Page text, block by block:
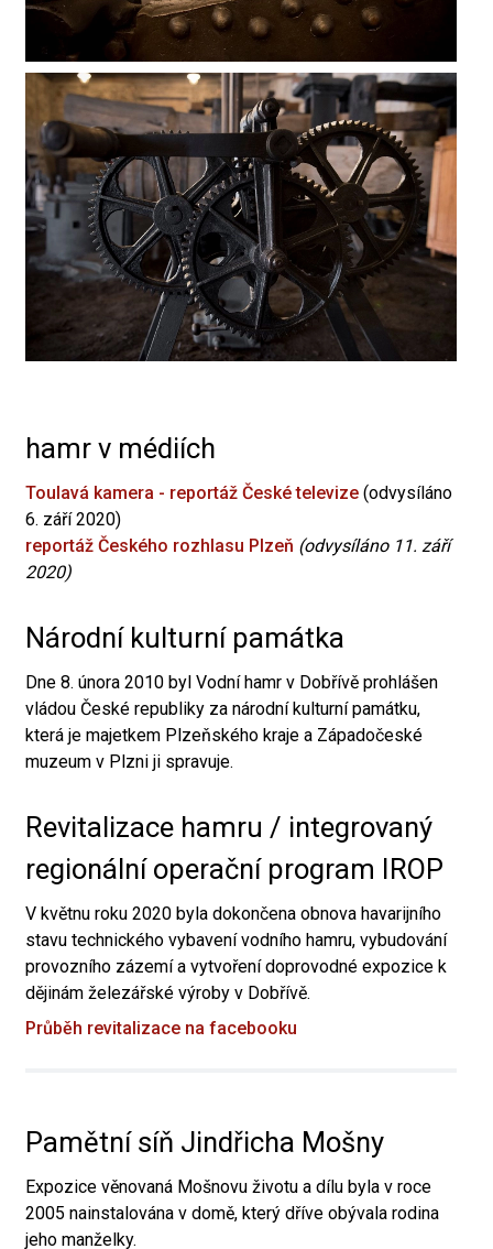
hamr v médiích
Toulavá kamera - reportáž České televize (odvysíláno
6. září 2020)
reportáž Českého rozhlasu Plzeň (odvysíláno 11. září
2020)
Národní kulturní památka
Dne 8. února 2010 byl Vodní hamr v Dobřívě prohlášen
vládou České republiky za národní kulturní památku,
která je majetkem Plzeňského kraje a Západočeské
muzeum v Plzni ji spravuje.
Revitalizace hamru / integrovaný
regionální operační program IROP
V květnu roku 2020 byla dokončena obnova havarijního
stavu technického vybavení vodního hamru, vybudování
provozního zázemí a vytvoření doprovodné expozice k
dějinám železářské výroby v Dobřívě.
Průběh revitalizace na facebooku
Pamětní síň Jindřicha Mošny
Expozice věnovaná Mošnovu životu a dílu byla v roce
2005 nainstalována v domě, který dříve obývala rodina
jeho manželky.